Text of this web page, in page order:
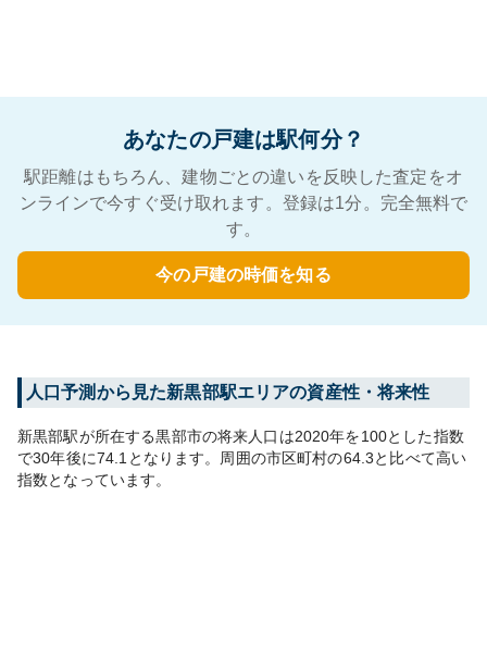
あなたの戸建は駅何分？
駅距離はもちろん、建物ごとの違いを反映した査定をオ
ンラインで今すぐ受け取れます。登録は1分。完全無料で
す。
今の戸建の時価を知る
人口予測から見た新黒部駅エリアの資産性・将来性
新黒部駅が所在する黒部市の将来人口は2020年を100とした指数
で30年後に74.1 となります。 周囲の市区町村の64.3と比べて高い
指数となっています。